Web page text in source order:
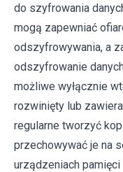
do szyfrowania
mogą zapewniać
odszyfrowywania, a
odszyfrowanie
możliwe wyłącznie
rozwinięty lub
regularne tworzyć
przechowywać je na
urządzeniach pamięci